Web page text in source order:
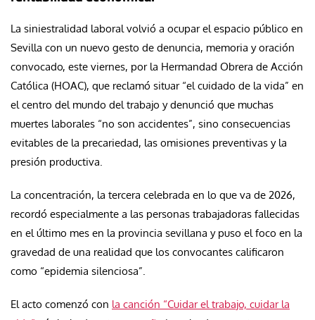
La siniestralidad laboral volvió a ocupar el espacio público en
Sevilla con un nuevo gesto de denuncia, memoria y oración
convocado, este viernes, por la Hermandad Obrera de Acción
Católica (HOAC), que reclamó situar “el cuidado de la vida” en
el centro del mundo del trabajo y denunció que muchas
muertes laborales “no son accidentes”, sino consecuencias
evitables de la precariedad, las omisiones preventivas y la
presión productiva.
La concentración, la tercera celebrada en lo que va de 2026,
recordó especialmente a las personas trabajadoras fallecidas
en el último mes en la provincia sevillana y puso el foco en la
gravedad de una realidad que los convocantes calificaron
como “epidemia silenciosa”.
El acto comenzó con la canción “Cuidar el trabajo, cuidar la